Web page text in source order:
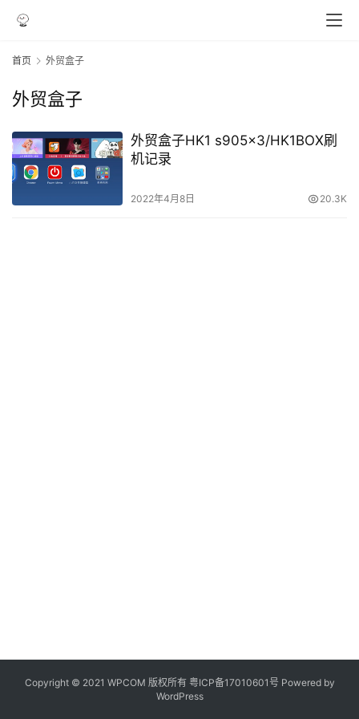
首页 外贸盒子
外贸盒子
外贸盒子HK1 s905x3/HK1BOX刷
机记录
2022年4月8日 20.3K
Copyright © 2021 WPCOM 版权所有 粤ICP备17010601号 Powered by
WordPress